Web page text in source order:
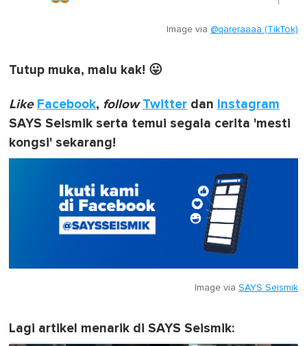
Image via @qareraaaa (TikTok)
Tutup muka, malu kak! 😛
Like Facebook, follow Twitter dan Instagram
SAYS Seismik serta temui segala cerita 'mesti
kongsi' sekarang!
Image via SAYS Seismik
Lagi artikel menarik di SAYS Seismik: